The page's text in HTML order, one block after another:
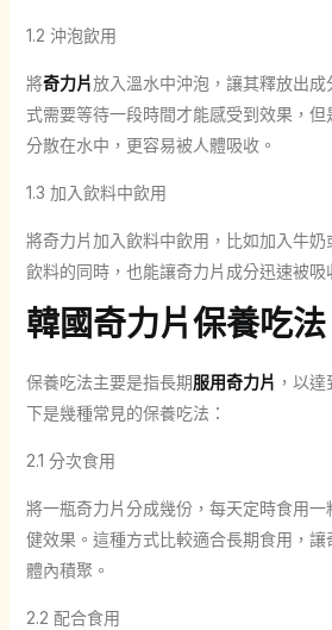
1.2 沖泡飲用
將奇力片放入溫水中沖泡，讓其釋放出
式需要等待一段時間才能感受到效果，
分散在水中，更容易被人體吸收。
1.3 加入飲料中飲用
將奇力片加入飲料中飲用，比如加入牛
飲料的同時，也能讓奇力片成分迅速被吸
韓國奇力片保養吃法
保養吃法主要是指長期服用奇力片 ，以
下是幾種常見的保養吃法：
2.1 分次食用
將一瓶奇力片分成幾份，每天定時食用
健效果。這種方式比較適合長期食用，
體內積聚。
2.2 配合食用